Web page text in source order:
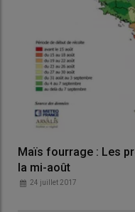
Maïs fourrage : Les
la mi-août
24 juillet 2017